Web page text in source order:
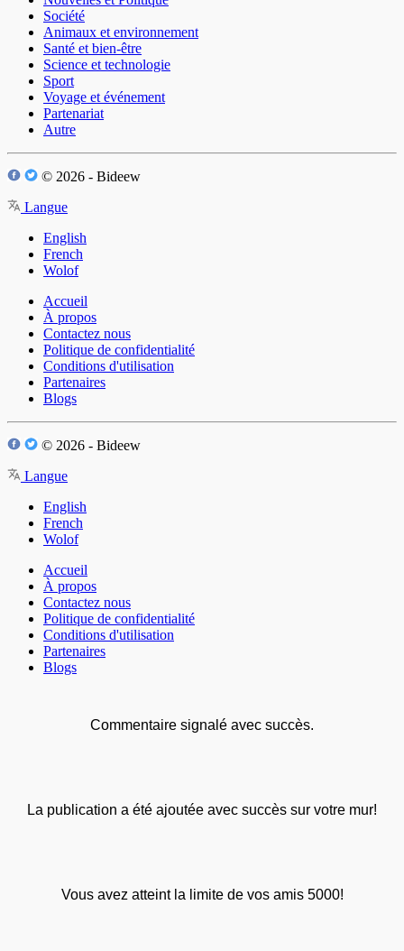
Société
Animaux et environnement
Santé et bien-être
Science et technologie
Sport
Voyage et événement
Partenariat
Autre
© 2026 - Bideew
Langue
English
French
Wolof
Accueil
À propos
Contactez nous
Politique de confidentialité
Conditions d'utilisation
Partenaires
Blogs
© 2026 - Bideew
Langue
English
French
Wolof
Accueil
À propos
Contactez nous
Politique de confidentialité
Conditions d'utilisation
Partenaires
Blogs
Commentaire signalé avec succès.
La publication a été ajoutée avec succès sur votre mur!
Vous avez atteint la limite de vos amis 5000!